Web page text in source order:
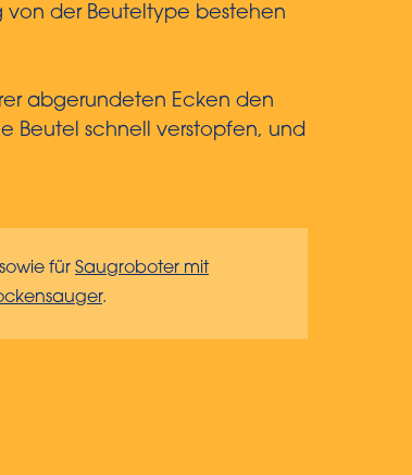
von der Beuteltype bestehen
abgerundeten Ecken den
Beutel schnell verstopfen, und
für Saugroboter mit
.